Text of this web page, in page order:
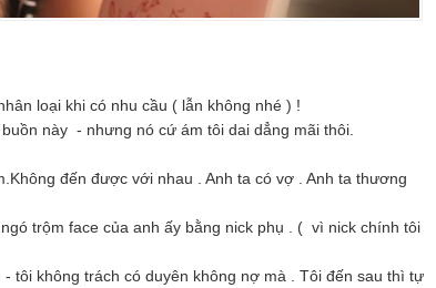
loại khi có nhu cầu ( lẫn không nhé ) !
này - nhưng nó cứ ám tôi dai dẳng mãi thôi.
đến được với nhau . Anh ta có vợ . Anh ta thương
trộm face của anh ấy bằng nick phụ . ( vì nick chính tôi
tôi không trách có duyên không nợ mà . Tôi đến sau thì tự